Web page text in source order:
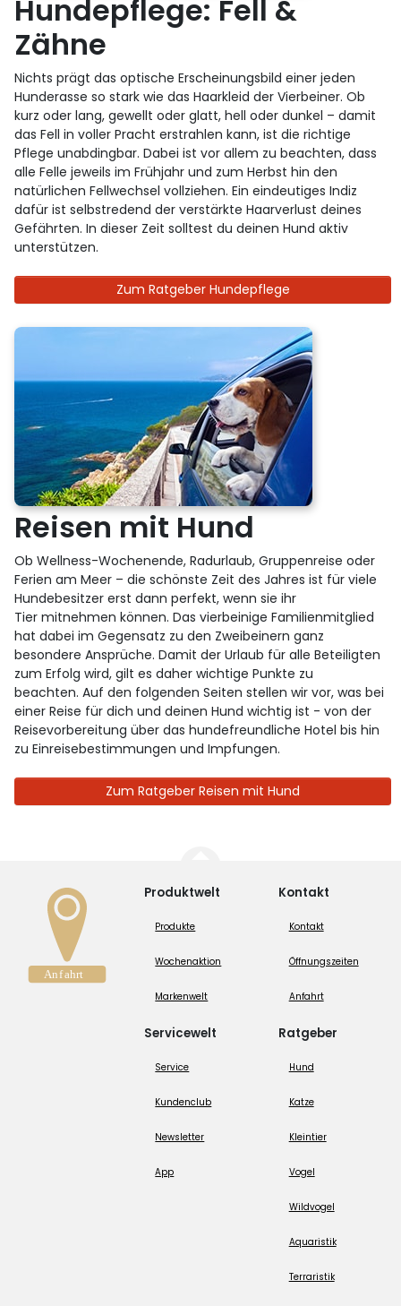
Hundepflege: Fell &
Zähne
Nichts prägt das optische Erscheinungsbild einer jeden
Hunderasse so stark wie das Haarkleid der Vierbeiner. Ob
kurz oder lang, gewellt oder glatt, hell oder dunkel – damit
das Fell in voller Pracht erstrahlen kann, ist die richtige
Pflege unabdingbar. Dabei ist vor allem zu beachten, dass
alle Felle jeweils im Frühjahr und zum Herbst hin den
natürlichen Fellwechsel vollziehen. Ein eindeutiges Indiz
dafür ist selbstredend der verstärkte Haarverlust deines
Gefährten. In dieser Zeit solltest du deinen Hund aktiv
unterstützen.
Zum Ratgeber Hundepflege
Reisen mit Hund
Ob Wellness-Wochenende, Radurlaub, Gruppenreise oder
Ferien am Meer – die schönste Zeit des Jahres ist für viele
Hundebesitzer erst dann perfekt, wenn sie ihr
Tier mitnehmen können. Das vierbeinige Familienmitglied
hat dabei im Gegensatz zu den Zweibeinern ganz
besondere Ansprüche. Damit der Urlaub für alle Beteiligten
zum Erfolg wird, gilt es daher wichtige Punkte zu
beachten. Auf den folgenden Seiten stellen wir vor, was bei
einer Reise für dich und deinen Hund wichtig ist - von der
Reisevorbereitung über das hundefreundliche Hotel bis hin
zu Einreisebestimmungen und Impfungen.
Zum Ratgeber Reisen mit Hund
Produktwelt
Produkte
Wochenaktion
Markenwelt
Servicewelt
Service
Kundenclub
Newsletter
App
Kontakt
Kontakt
Öffnungszeiten
Anfahrt
Ratgeber
Hund
Katze
Kleintier
Vogel
Wildvogel
Aquaristik
Terraristik